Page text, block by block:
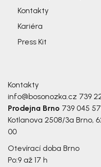
Kontakty
Kariéra
Press Kit
Kontakty
info@bosonozka.cz 739
Prodejna Brno 739 045
Kotlanova 2508/3a Brno,
00
Otevírací doba Brno
Po:9 až 17 h